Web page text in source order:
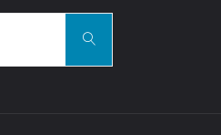
Search